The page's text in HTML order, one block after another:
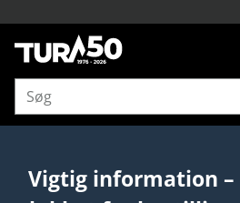
Vigtig information